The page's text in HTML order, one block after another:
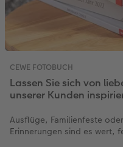
CEWE FOTOBUCH
Lassen Sie sich von
unserer Kunden
Ausflüge, Familienfeste
Erinnerungen sind es wert,